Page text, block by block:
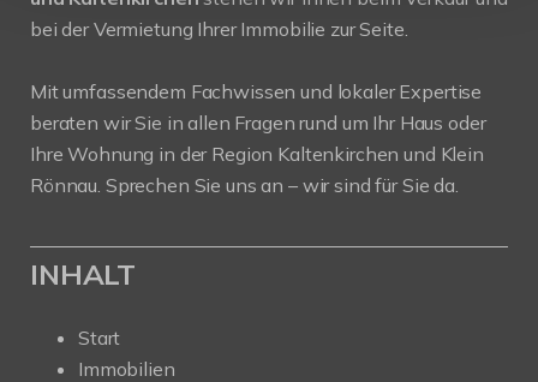
bei der Vermietung Ihrer Immobilie zur Seite.
Mit umfassendem Fachwissen und lokaler Expertise
beraten wir Sie in allen Fragen rund um Ihr Haus oder
Ihre Wohnung in der Region Kaltenkirchen und Klein
Rönnau. Sprechen Sie uns an – wir sind für Sie da.
INHALT
Start
Immobilien